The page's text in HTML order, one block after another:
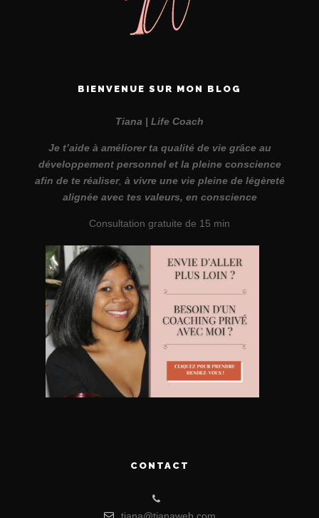
BIENVENUE SUR MON BLOG
Tiana | Life Coach
Je t’aide à améliorer ta qualité de vie grâce au
développement personnel et la pleine conscience
afin de te réaliser, à vivre une vie pleine de légèreté
alignée avec tes valeurs, en conscience
Consultation gratuite de 15 min
CONTACT